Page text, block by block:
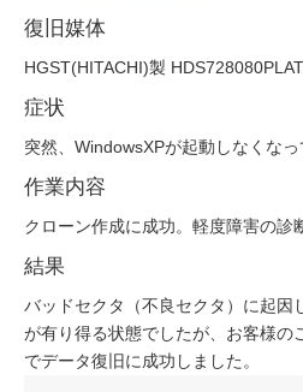
復旧媒体
HGST(HITACHI)製
症状
突然、WindowsXPが起動しなくなっ
作業内容
クローン作成に成功。軽度障害の診
結果
バッドセクタ（不良セクタ）に起因
が有り得る状態でしたが、お客様の
でデータ復旧に成功しました。